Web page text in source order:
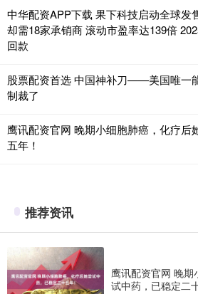
中华配资APP下载 果下科技启动全球发
却需18家承销商 滚动市盈率达139倍
回款
股票配资首选 中国神补刀——美国唯一
制裁了
鹰讯配资官网 晚期小细胞肺癌，化疗后
五年！
推荐资讯
鹰讯配资官网 晚期
试中药，已稳定二